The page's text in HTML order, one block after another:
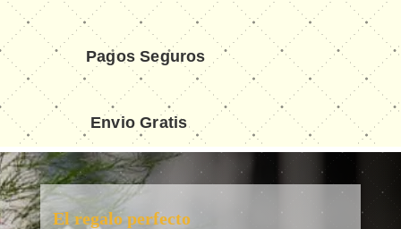
Pagos Seguros
Envio Gratis
El regalo perfecto